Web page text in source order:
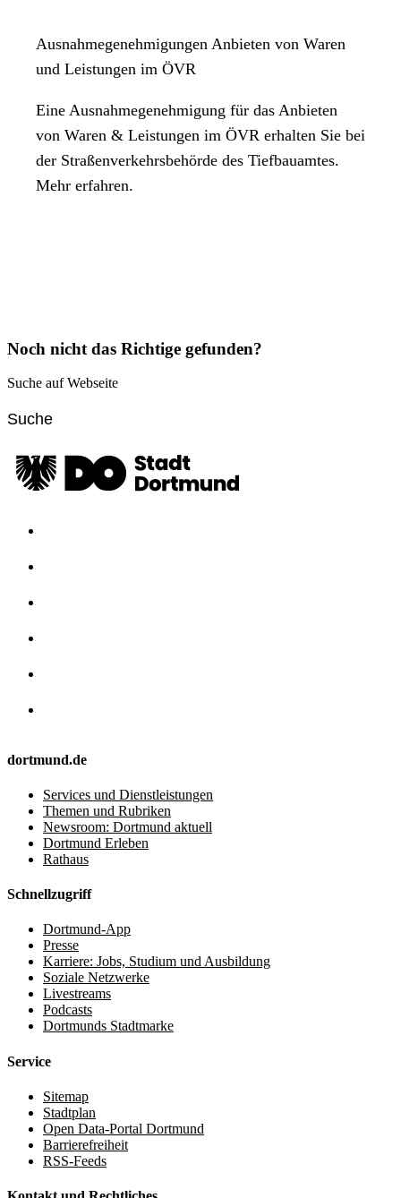
Ausnahmegenehmigungen Anbieten von Waren
und Leistungen im ÖVR
Eine Ausnahmegenehmigung für das Anbieten
von Waren & Leistungen im ÖVR erhalten Sie bei
der Straßenverkehrsbehörde des Tiefbauamtes.
Mehr erfahren.
Noch nicht das Richtige gefunden?
Suche auf Webseite
dortmund.de
Services und Dienstleistungen
Themen und Rubriken
Newsroom: Dortmund aktuell
Dortmund Erleben
Rathaus
Schnellzugriff
Dortmund-App
Presse
Karriere: Jobs, Studium und Ausbildung
Soziale Netzwerke
Livestreams
Podcasts
Dortmunds Stadtmarke
Service
Sitemap
Stadtplan
Open Data-Portal Dortmund
Barrierefreiheit
RSS-Feeds